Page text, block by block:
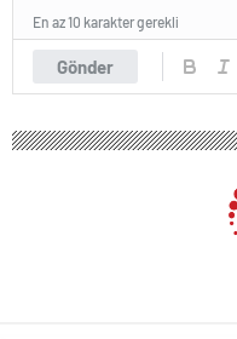
Gönder
En az 10 karakter gerekli